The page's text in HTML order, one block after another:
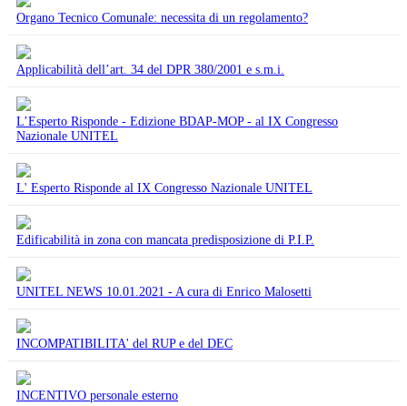
Organo Tecnico Comunale: necessita di un regolamento?
Applicabilità dell’art. 34 del DPR 380/2001 e s.m.i.
L’Esperto Risponde - Edizione BDAP-MOP - al IX Congresso
Nazionale UNITEL
L' Esperto Risponde al IX Congresso Nazionale UNITEL
Edificabilità in zona con mancata predisposizione di P.I.P.
UNITEL NEWS 10.01.2021 - A cura di Enrico Malosetti
INCOMPATIBILITA' del RUP e del DEC
INCENTIVO personale esterno